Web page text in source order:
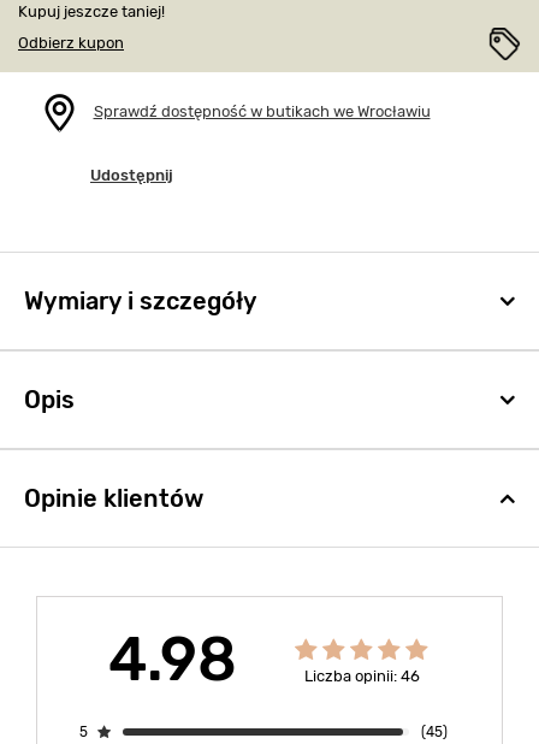
Kupuj jeszcze taniej!
Odbierz kupon
Sprawdź dostępność w butikach we Wrocławiu
Udostępnij
Wymiary i szczegóły
Opis
Opinie klientów
4.98 Liczba opinii: 46
5
(45)